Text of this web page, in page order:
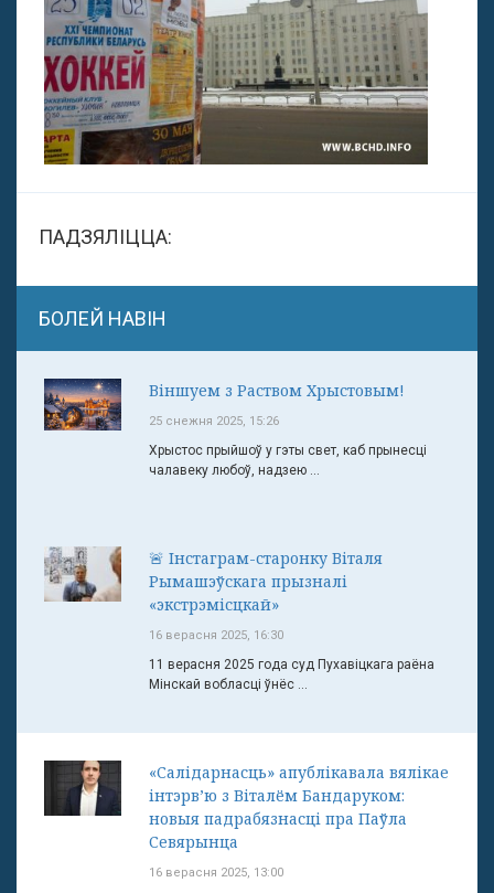
ПАДЗЯЛІЦЦА:
БОЛЕЙ НАВІН
Віншуем з Раством Хрыстовым!
25 снежня 2025, 15:26
Хрыстос прыйшоў у гэты свет, каб прынесці
чалавеку любоў, надзею ...
🚨 Інстаграм-старонку Віталя
Рымашэўскага прызналі
«экстрэмісцкай»
16 верасня 2025, 16:30
11 верасня 2025 года суд Пухавіцкага раёна
Мінскай вобласці ўнёс ...
«Салідарнасць» апублікавала вялікае
інтэрв’ю з Віталём Бандаруком:
новыя падрабязнасці пра Паўла
Севярынца
16 верасня 2025, 13:00